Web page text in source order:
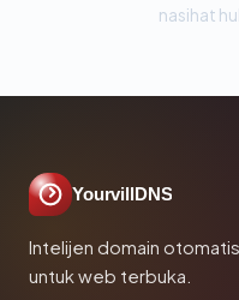
nasihat
YourvillDNS
Intelijen domain
untuk web terbuka.